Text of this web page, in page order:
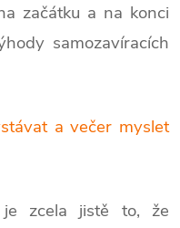
začátku a na konci
samozavíracích
a večer myslet
zcela jistě to, že